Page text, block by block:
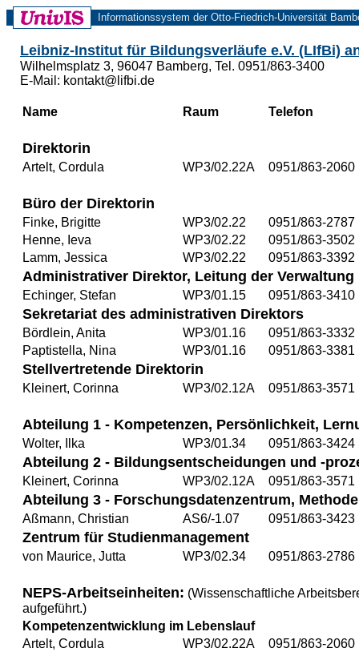
Informationssystem der Otto-Friedrich-Universität
Leibniz-Institut für Bildungsverläufe e.V. (LIfBi)
Wilhelmsplatz 3, 96047 Bamberg, Tel. 0951/863-3400
E-Mail: kontakt@lifbi.de
Name Raum Telefon
Direktorin
Artelt, Cordula WP3/02.22A 0951/863-2060
Büro der Direktorin
Finke, Brigitte WP3/02.22
0951/863-2787
Henne, Ieva
WP3/02.22
0951/863-3502
Lamm, Jessica
WP3/02.22 0951/863-3392
Administrativer Direktor, Leitung der Verwaltung
Echinger, Stefan WP3/01.15 0951/863-3410
Sekretariat des administrativen Direktors
Bördlein, Anita WP3/01.16
0951/863-3332
Paptistella, Nina
WP3/01.16 0951/863-3381
Stellvertretende Direktorin
Kleinert, Corinna WP3/02.12A 0951/863-3571
Abteilung 1 - Kompetenzen, Persönlichkeit,
Wolter, Ilka WP3/01.34 0951/863-3424
Abteilung 2 - Bildungsentscheidungen und -
Kleinert, Corinna WP3/02.12A 0951/863-3571
Abteilung 3 - Forschungsdatenzentrum,
Aßmann, Christian AS6/-1.07 0951/863-3423
Zentrum für Studienmanagement
von Maurice, Jutta WP3/02.34 0951/863-2786
NEPS-Arbeitseinheiten: (Wissenschaftliche
aufgeführt.)
Kompetenzentwicklung im Lebenslauf
Artelt, Cordula
WP3/02.22A 0951/863-2060